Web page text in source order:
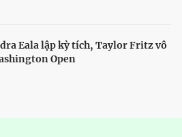
Eala lập kỳ tích, Taylor Fritz vô
Open